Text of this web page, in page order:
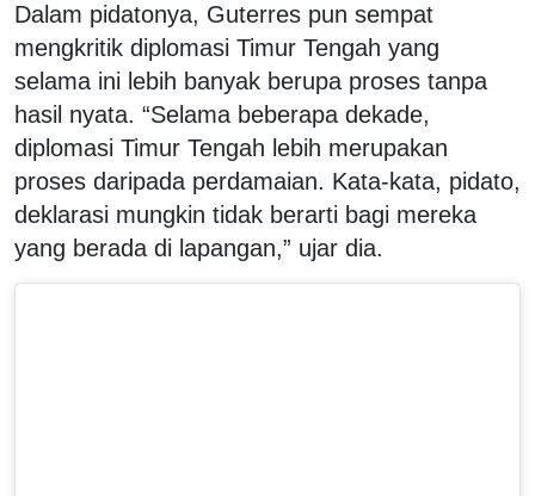
Dalam pidatonya, Guterres pun sempat
mengkritik diplomasi Timur Tengah yang
selama ini lebih banyak berupa proses tanpa
hasil nyata. “Selama beberapa dekade,
diplomasi Timur Tengah lebih merupakan
proses daripada perdamaian. Kata-kata, pidato,
deklarasi mungkin tidak berarti bagi mereka
yang berada di lapangan,” ujar dia.